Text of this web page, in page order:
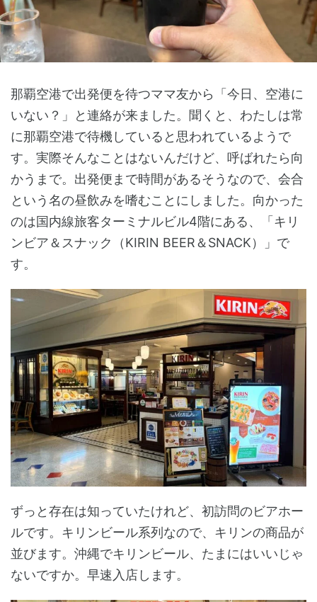
那覇空港で出発便を待つママ友から「今日、空港に
いない？」と連絡が来ました。聞くと、わたしは常
に那覇空港で待機していると思われているようで
す。実際そんなことはないんだけど、呼ばれたら向
かうまで。出発便まで時間があるそうなので、会合
という名の昼飲みを嗜むことにしました。向かった
のは国内線旅客ターミナルビル4階にある、「キリ
ンビア＆スナック（KIRIN BEER＆SNACK）」で
す。
ずっと存在は知っていたけれど、初訪問のビアホー
ルです。キリンビール系列なので、キリンの商品が
並びます。沖縄でキリンビール、たまにはいいじゃ
ないですか。早速入店します。